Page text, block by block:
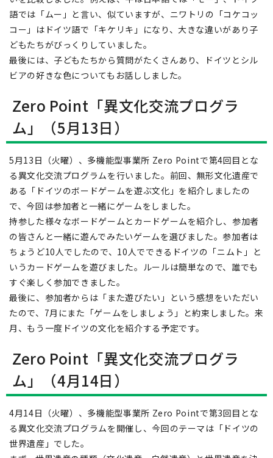
語では「ムー」と言い、似ていますが、ニワトリの「コケコッ
コー」はドイツ語で「キケリキ」になり、大きな違いがあり子
どもたちがびっくりしていました。
最後には、子どもたちから質問がたくさんあり、ドイツとシル
ビアの好きな色についてもお話ししました。
Zero Point「異文化交流プログラ
ム」（5月13日）
5月13日（火曜）、多機能型事業所 Zero Pointで第4回目とな
る異文化交流プログラムを行いました。前回、無形文化遺産で
ある「ドイツのボードゲームを遊ぶ文化」を紹介しましたの
で、今回は参加者と一緒にゲームをしました。
持参した様々なボードゲームとカードゲームを紹介し、参加者
の皆さんと一緒に遊んでみたいゲームを選びました。参加者は
ちょうど10人でしたので、10人でできるドイツの「ニムト」と
いうカードゲームを遊びました。ルールは簡単なので、誰でも
すぐ楽しく参加できました。
最後に、参加者からは「また遊びたい」という感想をいただい
たので、7月にまた「ゲームをしましょう」と約束しました。来
月、もう一度ドイツの文化を紹介する予定です。
Zero Point「異文化交流プログラ
ム」（4月14日）
4月14日（火曜）、多機能型事業所 Zero Pointで第3回目とな
る異文化交流プログラムを開催し、今回のテーマは「ドイツの
世界遺産」でした。